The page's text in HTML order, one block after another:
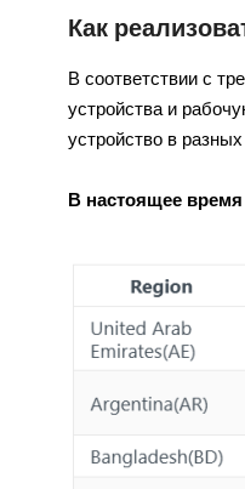
Как
В соответствии с
устройства и
устройство в
В настоящее